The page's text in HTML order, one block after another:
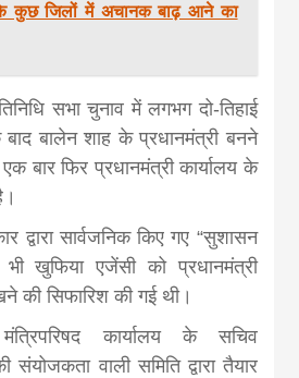
कुछ जिलों में अचानक बाढ़ आने का
सभा चुनाव में लगभग दो-तिहाई
बादबालेन शाह के प्रधानमंत्री बनने
बार फिर प्रधानमंत्री कार्यालय के
द्वारा सार्वजनिक किए गए “सुशासन
भी खुफिया एजेंसी को प्रधानमंत्री
की सिफारिश की गई थी।
कार्यालय के सचिव
संयोजकता वाली समिति द्वारा तैयार